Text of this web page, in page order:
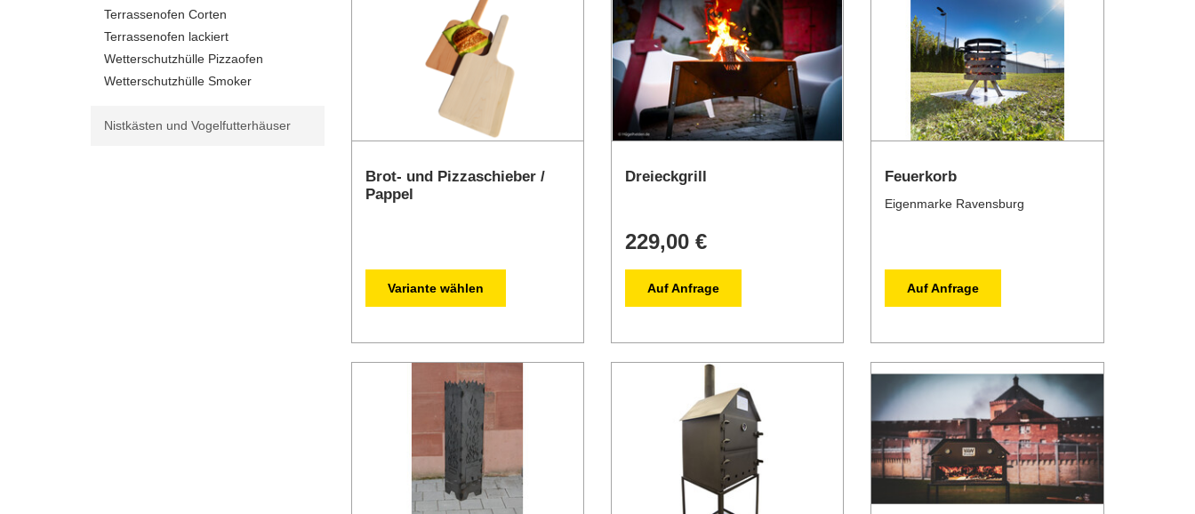
Terrassenofen Corten
Terrassenofen lackiert
Wetterschutzhülle Pizzaofen
Wetterschutzhülle Smoker
Nistkästen und Vogelfutterhäuser
Brot- und Pizzaschieber /
Pappel
Variante wählen
Dreieckgrill
229,00 €
Auf Anfrage
Feuerkorb
Eigenmarke Ravensburg
Auf Anfrage